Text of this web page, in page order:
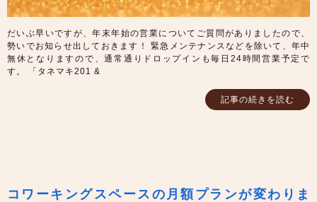
だいぶ早いですが、年末年始の営業についてご質問がありましたので、
勢いでお知らせ出しておきます！ 緊急メンテナンスなどを除いて、年中
無休となりますので、通常通りドロップインも毎日24時間営業予定で
す。 「タネマキ201 &
記事の続きを読む
コワーキングスペースの月額プランが変わりま